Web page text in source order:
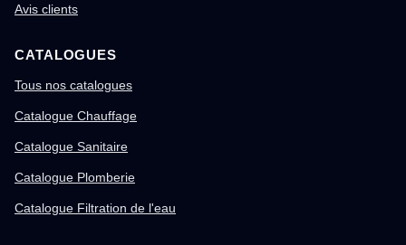
Avis clients
CATALOGUES
Tous nos catalogues
Catalogue Chauffage
Catalogue Sanitaire
Catalogue Plomberie
Catalogue Filtration de l'eau